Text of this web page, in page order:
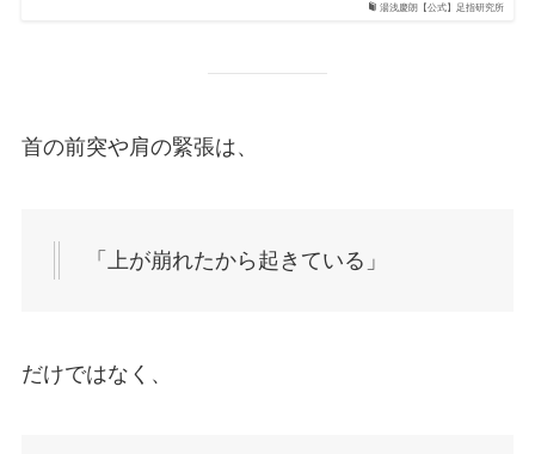
湯浅慶朗【公式】足指研究所
首の前突や肩の緊張は、
「上が崩れたから起きている」
だけではなく、